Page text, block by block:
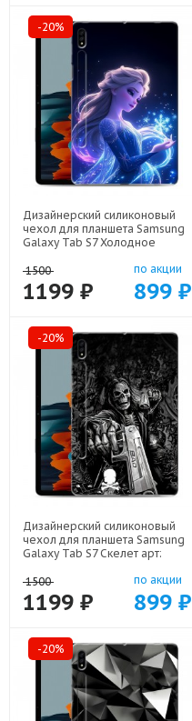
-20%
Дизайнерский силиконовый
чехол для планшета Samsung
Galaxy Tab S7 Холодное
1500
1199 ₽
по акции
899 ₽
-20%
Дизайнерский силиконовый
чехол для планшета Samsung
Galaxy Tab S7 Скелет арт:
1500
1199 ₽
по акции
899 ₽
-20%